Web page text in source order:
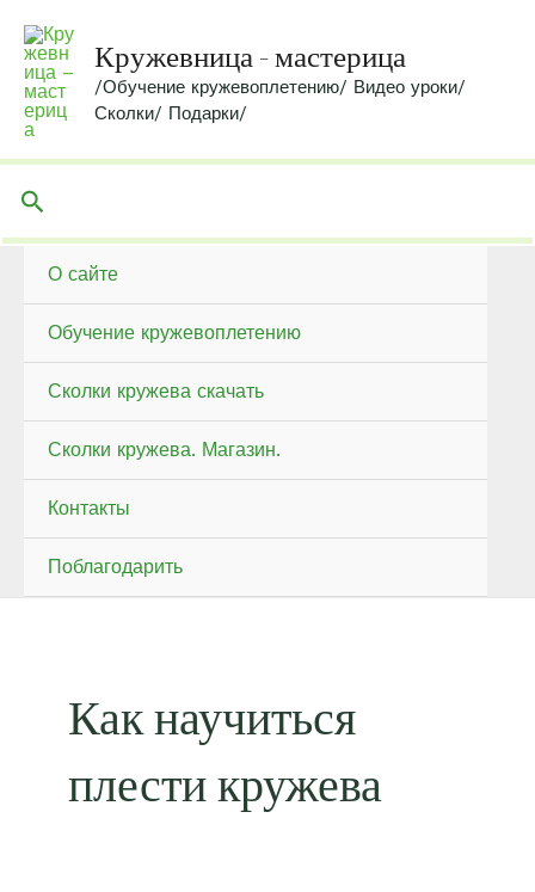
содержимомуКружевница - мастерица
/Обучение кружевоплетению/ Видео уроки/
Сколки/ Подарки/
Поиск
О сайте
Обучение кружевоплетению
Сколки кружева скачать
Сколки кружева. Магазин.
Контакты
Поблагодарить
Как научиться
плести кружева